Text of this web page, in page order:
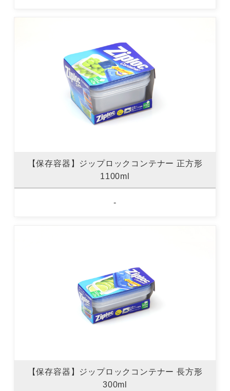
【保存容器】ジップロックコンテナー 正方形
1100ml
-
【保存容器】ジップロックコンテナー 長方形
300ml